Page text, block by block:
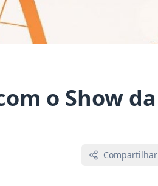
o Show da
Compartilhar